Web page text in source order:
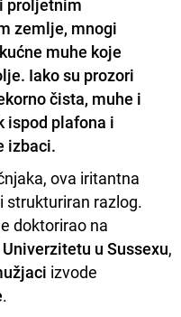
zemlje, mnogi
muhe koje
Iako su prozori
čista, muhe i
ispod plafona i
izbaci.
ova iritantna
strukturiran razlog.
doktorirao na
Univerzitetu u Sussexu,
izvode
.